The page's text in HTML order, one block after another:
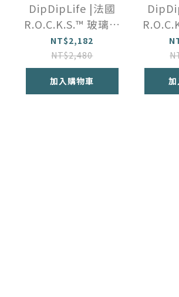
DipDipLife |法國
R.O.C.K.S.™️ 玻璃圓
弧威士忌酒杯禮盒
NT$2,182
NT$2,480
加入購物車
璃威